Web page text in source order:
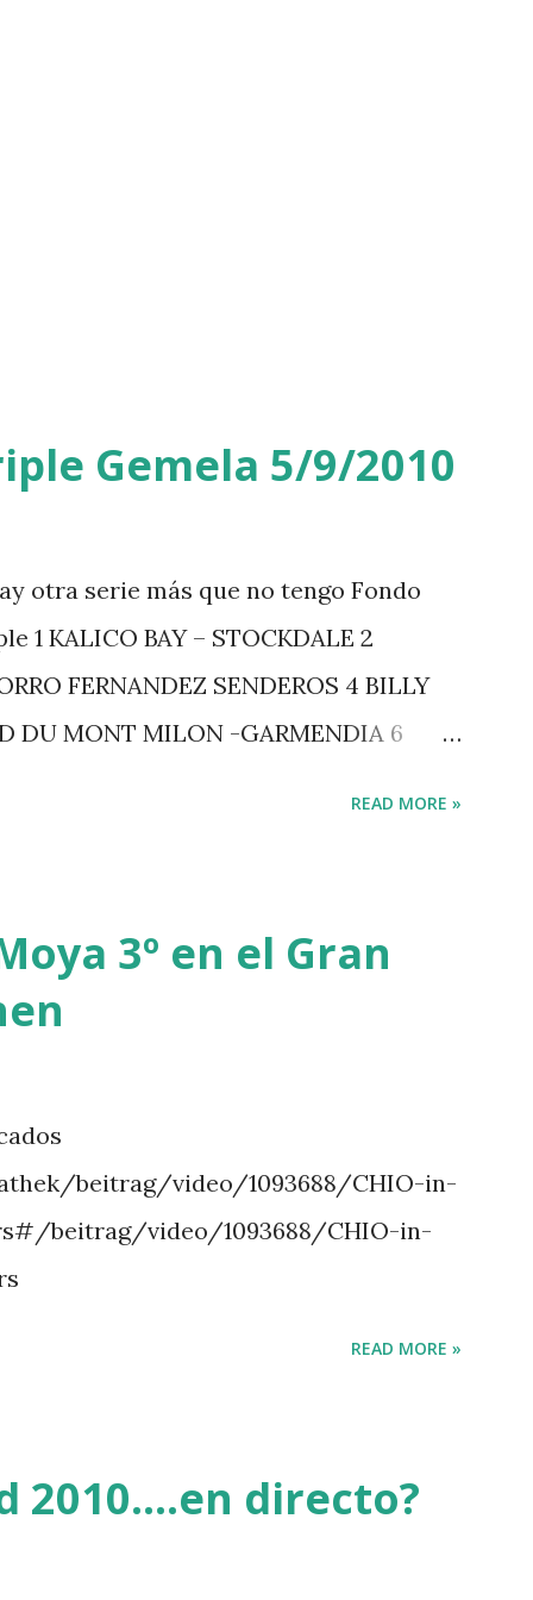
Gemela 5/9/2010
otra serie más que no tengo Fondo
1 KALICO BAY – STOCKDALE 2
FERNANDEZ SENDEROS 4 BILLY
DU MONT MILON -GARMENDIA 6
MO CHROI - O’BRIEN 8 CARMENA Z -
AL DUHAMI 10 NOVEL -
-LEVY 2 K CLUB LADY -
READ MORE »
3º en el Gran
beitrag/video/1093688/CHIO-in-
beitrag/video/1093688/CHIO-in-
READ MORE »
2010....en directo?